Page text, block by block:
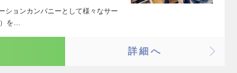
ションカンパニーとして様々なサー
）を…
詳細へ